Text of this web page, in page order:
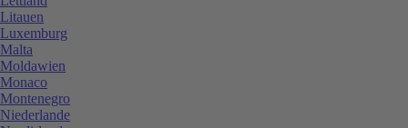
Litauen
Luxemburg
Malta
Moldawien
Monaco
Montenegro
Niederlande